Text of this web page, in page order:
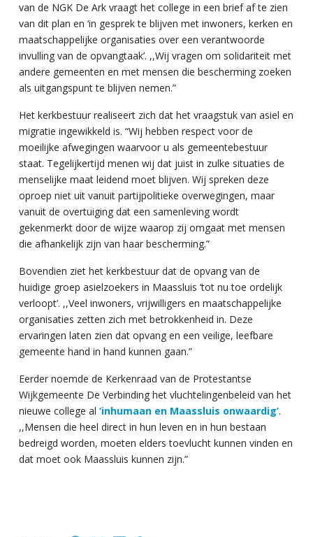
van de NGK De Ark vraagt het college in een brief af te zien
van dit plan en ‘in gesprek te blijven met inwoners, kerken en
maatschappelijke organisaties over een verantwoorde
invulling van de opvangtaak’. ,,Wij vragen om solidariteit met
andere gemeenten en met mensen die bescherming zoeken
als uitgangspunt te blijven nemen.”
Het kerkbestuur realiseert zich dat het vraagstuk van asiel en
migratie ingewikkeld is. “Wij hebben respect voor de
moeilijke afwegingen waarvoor u als gemeentebestuur
staat. Tegelijkertijd menen wij dat juist in zulke situaties de
menselijke maat leidend moet blijven. Wij spreken deze
oproep niet uit vanuit partijpolitieke overwegingen, maar
vanuit de overtuiging dat een samenleving wordt
gekenmerkt door de wijze waarop zij omgaat met mensen
die afhankelijk zijn van haar bescherming.”
Bovendien ziet het kerkbestuur dat de opvang van de
huidige groep asielzoekers in Maassluis ‘tot nu toe ordelijk
verloopt’. ,,Veel inwoners, vrijwilligers en maatschappelijke
organisaties zetten zich met betrokkenheid in. Deze
ervaringen laten zien dat opvang en een veilige, leefbare
gemeente hand in hand kunnen gaan.”
Eerder noemde de Kerkenraad van de Protestantse
Wijkgemeente De Verbinding het vluchtelingenbeleid van het
nieuwe college al ‘inhumaan en Maassluis onwaardig’.
,,Mensen die heel direct in hun leven en in hun bestaan
bedreigd worden, moeten elders toevlucht kunnen vinden en
dat moet ook Maassluis kunnen zijn.”